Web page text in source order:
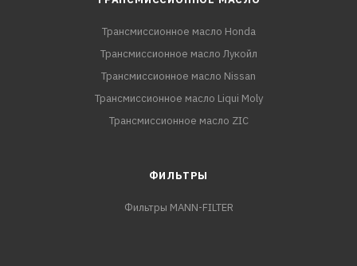
Трансмиссионное масло Honda
Трансмиссионное масло Лукойл
Трансмиссионное масло Nissan
Трансмиссионное масло Liqui Moly
Трансмиссионное масло ZIC
ФИЛЬТРЫ
Фильтры MANN-FILTER